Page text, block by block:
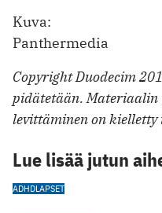
Kuva:
Panthermedia
Copyright Duodecim
pidätetään. Materiaalin
levittäminen on
Lue lisää jutun
ADHDLAPSET